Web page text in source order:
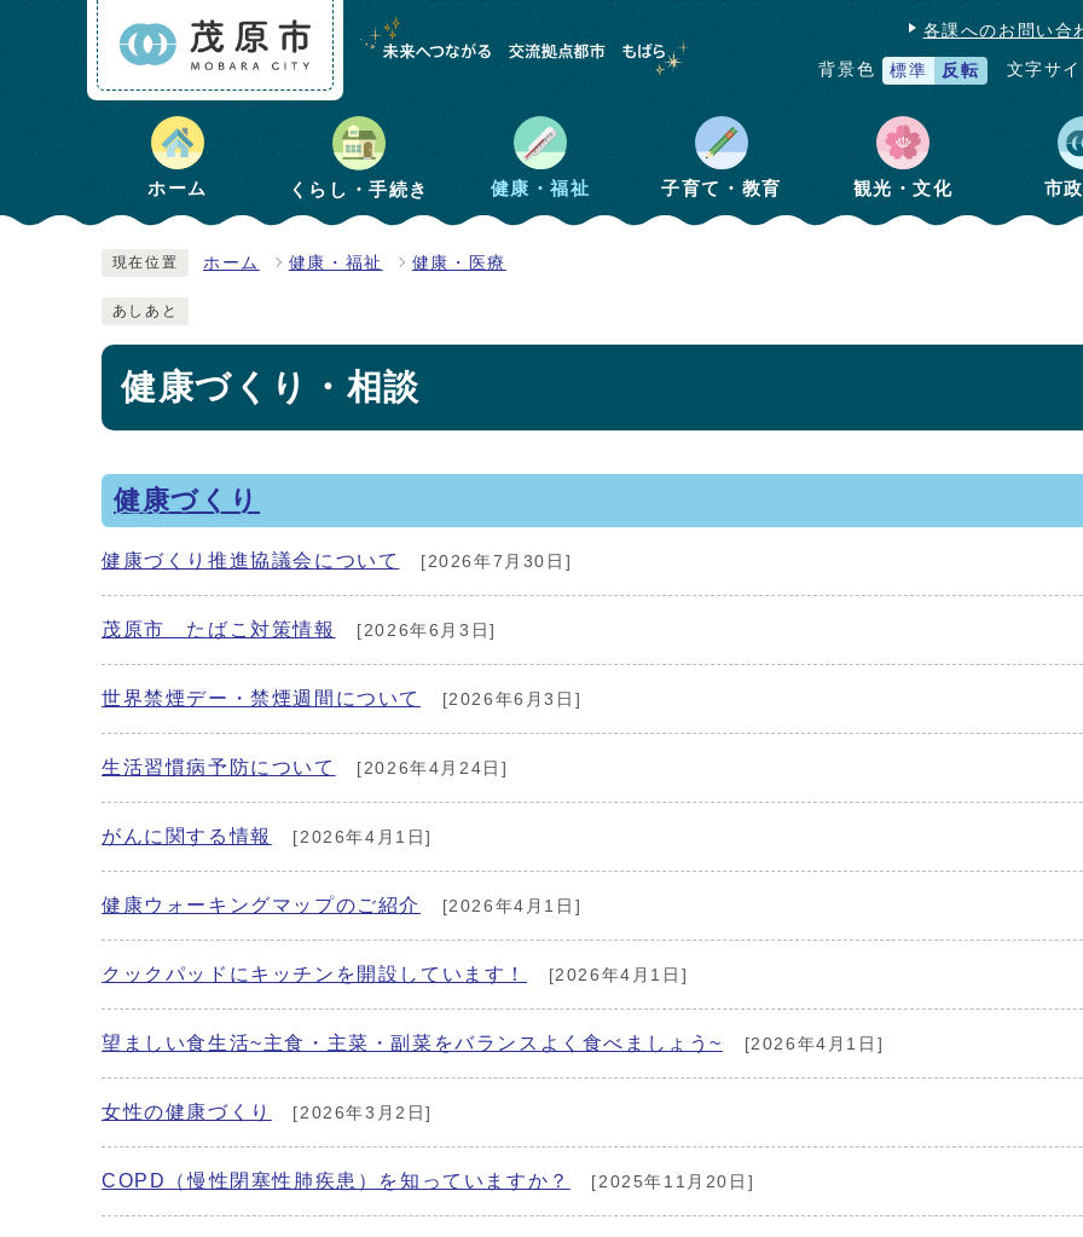
各課へのお問い合
背景色 標準 反転 文字サ
ホーム くらし・手続き 健康・福祉 子育て・教育 観光・文化 市
現在位置 ホーム 健康・福祉 健康・医療
あしあと
健康づくり・相談
健康づくり
健康づくり推進協議会について [2026年7月30日]
茂原市 たばこ対策情報 [2026年6月3日]
世界禁煙デー・禁煙週間について [2026年6月3日]
生活習慣病予防について [2026年4月24日]
がんに関する情報 [2026年4月1日]
健康ウォーキングマップのご紹介 [2026年4月1日]
クックパッドにキッチンを開設しています！ [2026年4月1日]
望ましい食生活~主食・主菜・副菜をバランスよく食べましょう~ [2026年4月1日]
女性の健康づくり [2026年3月2日]
COPD（慢性閉塞性肺疾患）を知っていますか？ [2025年11月20日]